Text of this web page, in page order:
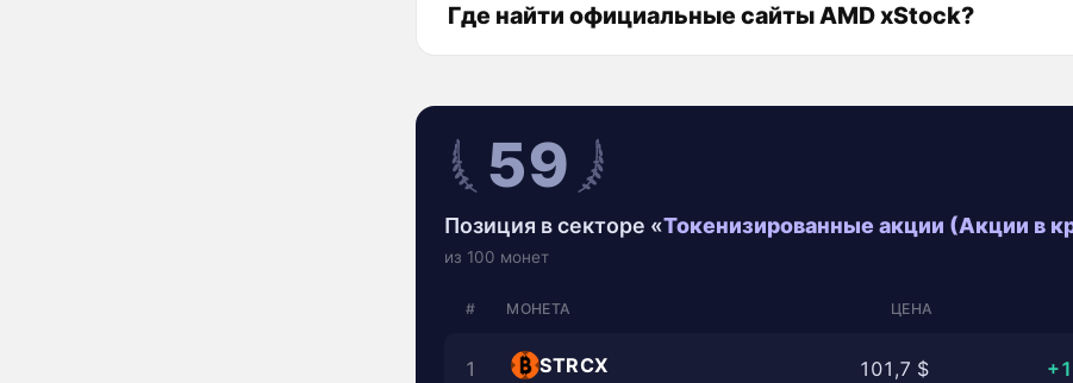
Где найти официальные сайты AMD xStock?
59
Позиция в секторе «Токенизированные акции (Акции в
из 100 монет
# МОНЕТА ЦЕНА
1 STRCX 101,7 $